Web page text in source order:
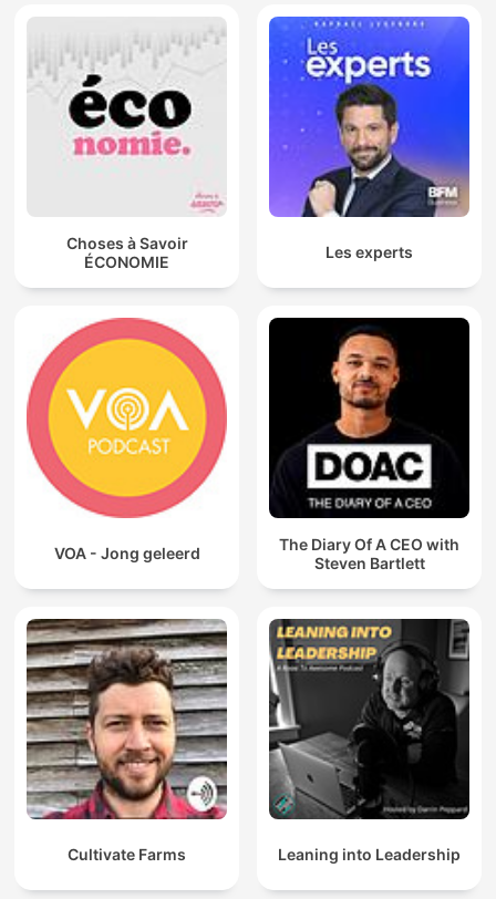
Choses à Savoir
ÉCONOMIE
Les experts
VOA - Jong geleerd
The Diary Of A CEO with
Steven Bartlett
Cultivate Farms Leaning into Leadership